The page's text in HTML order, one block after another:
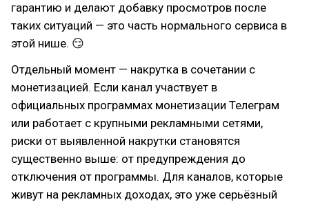
гарантию и делают добавку просмотров после
таких ситуаций — это часть нормального сервиса в
этой нише. 😏
Отдельный момент — накрутка в сочетании с
монетизацией. Если канал участвует в
официальных программах монетизации Телеграм
или работает с крупными рекламными сетями,
риски от выявленной накрутки становятся
существенно выше: от предупреждения до
отключения от программы. Для каналов, которые
живут на рекламных доходах, это уже серьёзный